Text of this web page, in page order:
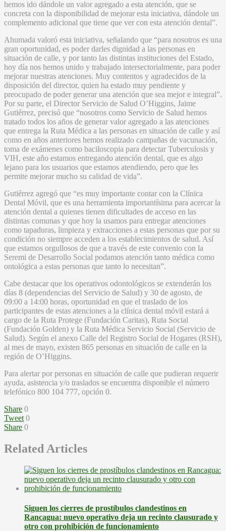
hemos ido dándole un valor agregado a esta atención, que se
concreta con la disponibilidad de mejorar esta iniciativa, dándole un
complemento adicional que tiene que ver con esta atención dental”.
Ahumada valoró esta iniciativa, señalando que “para nosotros es una
gran oportunidad, es poder darles dignidad a las personas en
situación de calle, y por tanto las distintas instituciones del Estado,
hoy día nos hemos unido y trabajado intersectorialmente, para poder
mejorar nuestras atenciones. Muy contentos y agradecidos de la
disposición del director, quien ha estado muy pendiente y
preocupado de poder generar una atención que sea mejor e integral”.
Por su parte, el Director Servicio de Salud O’Higgins, Jaime
Gutiérrez, precisó que “nosotros como Servicio de Salud hemos
tratado todos los años de generar valor agregado a las atenciones
que entrega la Ruta Médica a las personas en situación de calle y así
como en años anteriores hemos realizado campañas de vacunación,
toma de exámenes como baciloscopia para detectar Tuberculosis y
VIH, este año estamos entregando atención dental, que es algo
lejano para los usuarios que estamos atendiendo, pero que les
permite mejorar mucho su calidad de vida”.
Gutiérrez agregó que “es muy importante contar con la Clínica
Dental Móvil, que es una herramienta importantísima para acercar la
atención dental a quienes tienen dificultades de acceso en las
distintas comunas y que hoy la usamos para entregar atenciones
como tapaduras, limpieza y extracciones a estas personas que por su
condición no siempre acceden a los establecimientos de salud. Así
que estamos orgullosos de que a través de este convenio con la
Seremi de Desarrollo Social podamos atención tanto médica como
ontológica a estas personas que tanto lo necesitan”.
Cabe destacar que los operativos odontológicos se extenderán los
días 8 (dependencias del Servicio de Salud) y 30 de agosto, de
09:00 a 14:00 horas, oportunidad en que el traslado de los
participantes de estas atenciones a la clínica dental móvil estará a
cargo de la Ruta Protege (Fundación Caritas), Ruta Social
(Fundación Golden) y la Ruta Médica Servicio Social (Servicio de
Salud). Según el anexo Calle del Registro Social de Hogares (RSH),
al mes de mayo, existen 865 personas en situación de calle en la
región de O’Higgins.
Para alertar por personas en situación de calle que pudieran requerir
ayuda, asistencia y/o traslados se encuentra disponible el número
telefónico 800 104 777, opción 0.
Share 0
Tweet 0
Share 0
Related Articles
Siguen los cierres de prostíbulos clandestinos en
Rancagua: nuevo operativo deja un recinto clausurado y
otro con prohibición de funcionamiento